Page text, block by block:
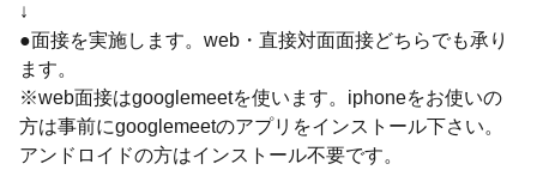
↓
●面接を実施します。web・直接対面面接どちらでも承り
ます。
※web面接はgooglemeetを使います。iphoneをお使いの
方は事前にgooglemeetのアプリをインストール下さい。
アンドロイドの方はインストール不要です。